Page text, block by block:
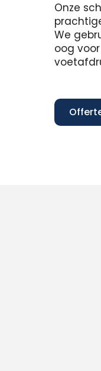
Onze
We
oog